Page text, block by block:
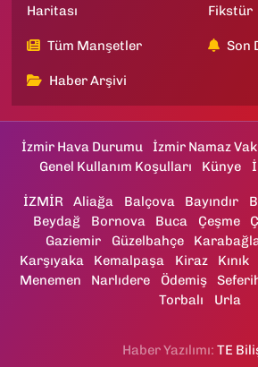
Haritası
Fikstür
Tüm Manşetler Son
Haber Arşivi
İzmir Hava Durumu İzmir Namaz
Genel Kullanım Koşulları
Künye
İZMİR Aliağa Balçova Bayındır
Beydağ
Bornova Buca Çeşme
Gaziemir
Güzelbahçe
Karşıyaka
Kemalpaşa Kiraz Kınık
Menemen
Narlıdere Ödemiş
Torbalı
Urla
Haber Yazılımı: TE